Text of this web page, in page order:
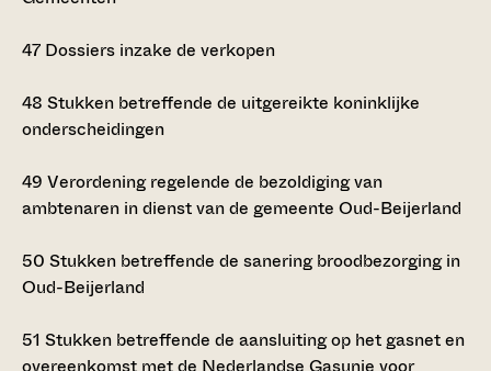
47 Dossiers inzake de verkopen
48 Stukken betreffende de uitgereikte koninklijke
onderscheidingen
49 Verordening regelende de bezoldiging van
ambtenaren in dienst van de gemeente Oud-Beijerland
50 Stukken betreffende de sanering broodbezorging in
Oud-Beijerland
51 Stukken betreffende de aansluiting op het gasnet en